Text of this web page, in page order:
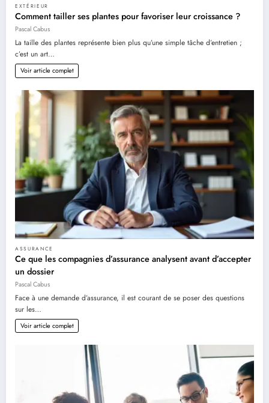
EXTÉRIEUR
Comment tailler ses plantes pour favoriser leur croissance ?
Pascal Cabus
La taille des plantes représente bien plus qu’une simple tâche d’entretien ;
c’est un art…
Voir article complet
ASSURANCE
Ce que les compagnies d’assurance analysent avant d’accepter
un dossier
Pascal Cabus
Face à une demande d’assurance, il est courant de se poser des questions
sur les…
Voir article complet